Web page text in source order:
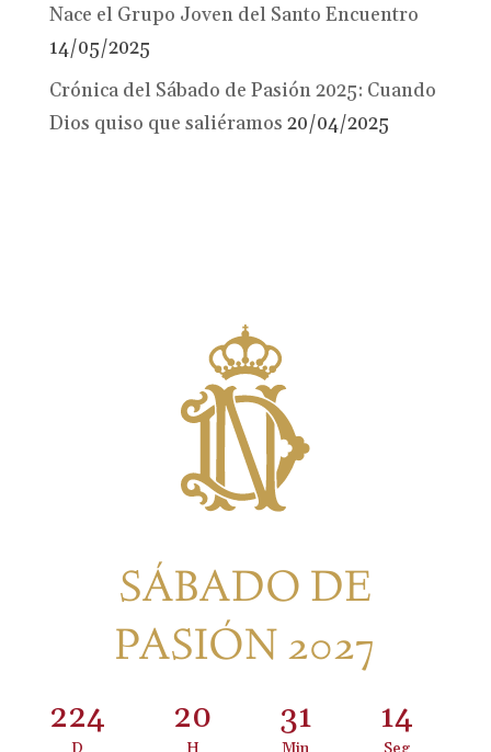
Nace el Grupo Joven del Santo Encuentro
14/05/2025
Crónica del Sábado de Pasión 2025: Cuando
Dios quiso que saliéramos 20/04/2025
SÁBADO DE
PASIÓN 2027
224 20 31 14